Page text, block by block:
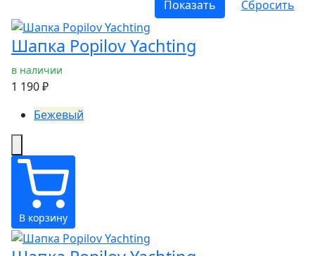
Шапка Popilov Yachting
в наличии
1 190 ₽
Бежевый
В корзину